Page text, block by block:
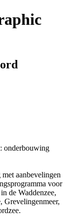
onderbouwing
aanbevelingen
voor
de Waddenzee,
Grevelingenmeer,